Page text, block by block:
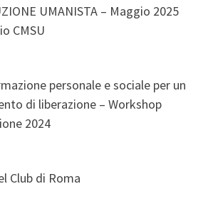
UMANISTA – Maggio 2025
CMSU
personale e sociale per un
di liberazione – Workshop
2024
Club di Roma